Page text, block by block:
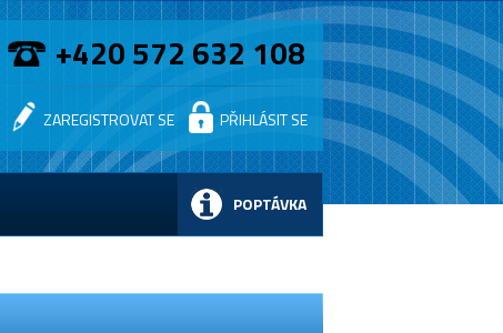
+420 572 632 108
ZAREGISTROVAT SE PŘIHLÁSIT SE
POPTÁVKA